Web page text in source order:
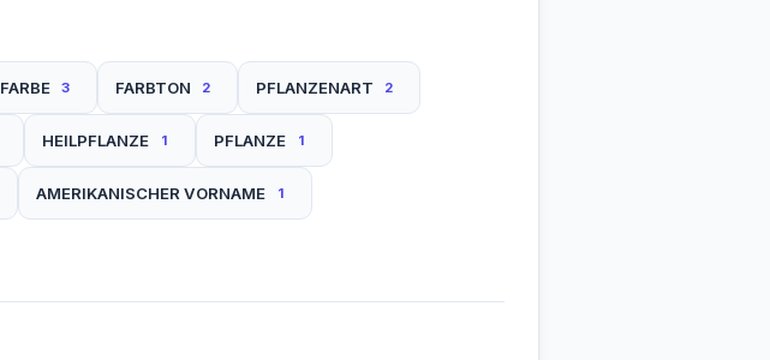
FARBE 3 FARBTON 2 PFLANZENART 2
HEILPFLANZE 1 PFLANZE 1
AMERIKANISCHER VORNAME 1